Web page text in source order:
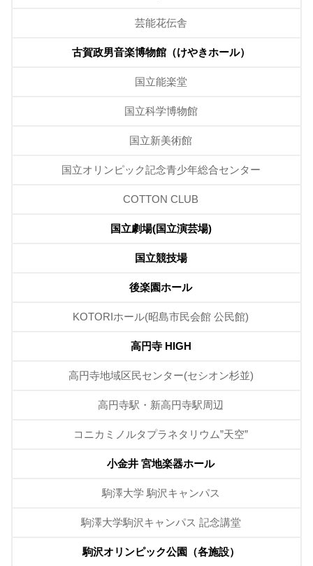
芸能花伝舎
古賀政男音楽博物館（けやきホール）
国立能楽堂
国立科学博物館
国立新美術館
国立オリンピック記念青少年総合センター
COTTON CLUB
国立劇場(国立演芸場)
国立競技場
後楽園ホール
KOTORIホール(昭島市民会館 公民館)
高円寺 HIGH
高円寺地域区民センター(セシオン杉並)
高円寺駅・新高円寺駅周辺
コニカミノルタプラネタリウム”天空”
小金井 宮地楽器ホール
駒澤大学 駒沢キャンパス
駒澤大学駒沢キャンパス 記念講堂
駒沢オリンピック公園（各施設）